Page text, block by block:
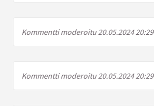
Kommentti moderoitu 20.05.2024 20:29
Kommentti moderoitu 20.05.2024 20:29